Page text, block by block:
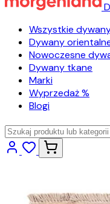
Wszystkie
Dywany
Nowoczesne
Dywany tkane
Marki
Wyprzedaż %
Blogi